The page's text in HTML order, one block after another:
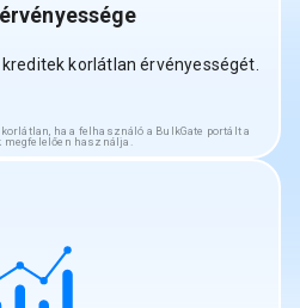
korlátlan érvényességét.
ha a felhasználó a BulkGate portált a
megfelelően használja.